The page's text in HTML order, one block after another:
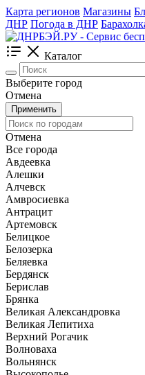
Карта регионов Магазины
ДНР Погода в ДНР
Каталог
Выберите город
Отмена
Применить
Отмена
Все города
Авдеевка
Алешки
Алчевск
Амвросиевка
Антрацит
Артемовск
Белицкое
Белозерка
Беляевка
Бердянск
Берислав
Брянка
Великая Александровка
Великая Лепитиха
Верхний Рогачик
Волноваха
Вольнянск